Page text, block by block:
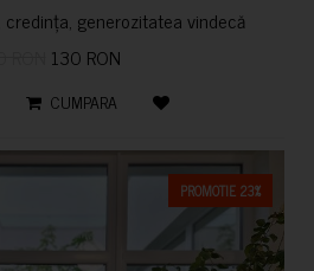
credința, generozitatea vindecă
130 RON
CUMPARA
PROMOTIE 23%